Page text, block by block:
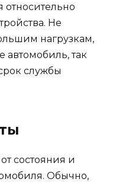
относительно
Не
нагрузкам,
автомобиль, так
службы
состояния и
Обычно,